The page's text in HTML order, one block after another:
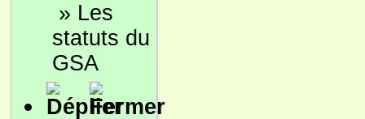
» Les
statuts du
GSA